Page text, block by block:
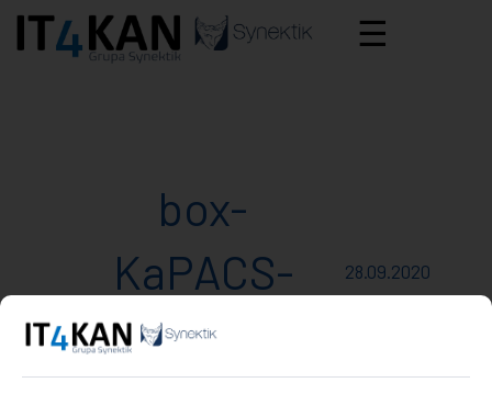
☰
box-
KaPACS-
PACS
28.09.2020